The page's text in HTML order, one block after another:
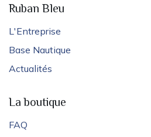
Ruban Bleu
L'Entreprise
Base Nautique
Actualités
La boutique
FAQ